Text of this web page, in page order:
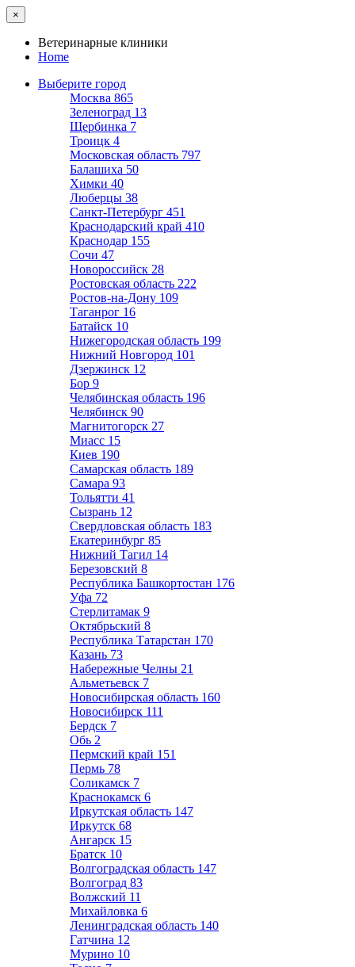
×
Ветеринарные клиники
Home
Выберите город
Москва 865
Зеленоград 13
Щербинка 7
Троицк 4
Московская область 797
Балашиха 50
Химки 40
Люберцы 38
Санкт-Петербург 451
Краснодарский край 410
Краснодар 155
Сочи 47
Новороссийск 28
Ростовская область 222
Ростов-на-Дону 109
Таганрог 16
Батайск 10
Нижегородская область 199
Нижний Новгород 101
Дзержинск 12
Бор 9
Челябинская область 196
Челябинск 90
Магнитогорск 27
Миасс 15
Киев 190
Самарская область 189
Самара 93
Тольятти 41
Сызрань 12
Свердловская область 183
Екатеринбург 85
Нижний Тагил 14
Березовский 8
Республика Башкортостан 176
Уфа 72
Стерлитамак 9
Октябрьский 8
Республика Татарстан 170
Казань 73
Набережные Челны 21
Альметьевск 7
Новосибирская область 160
Новосибирск 111
Бердск 7
Обь 2
Пермский край 151
Пермь 78
Соликамск 7
Краснокамск 6
Иркутская область 147
Иркутск 68
Ангарск 15
Братск 10
Волгоградская область 147
Волгоград 83
Волжский 11
Михайловка 6
Ленинградская область 140
Гатчина 12
Мурино 10